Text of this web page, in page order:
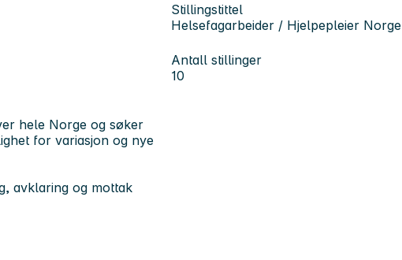
Stillingstittel
Helsefagarbeider / Hjelpepleier Norge
Antall stillinger
10
hele Norge og søker
for variasjon og nye
avklaring og mottak